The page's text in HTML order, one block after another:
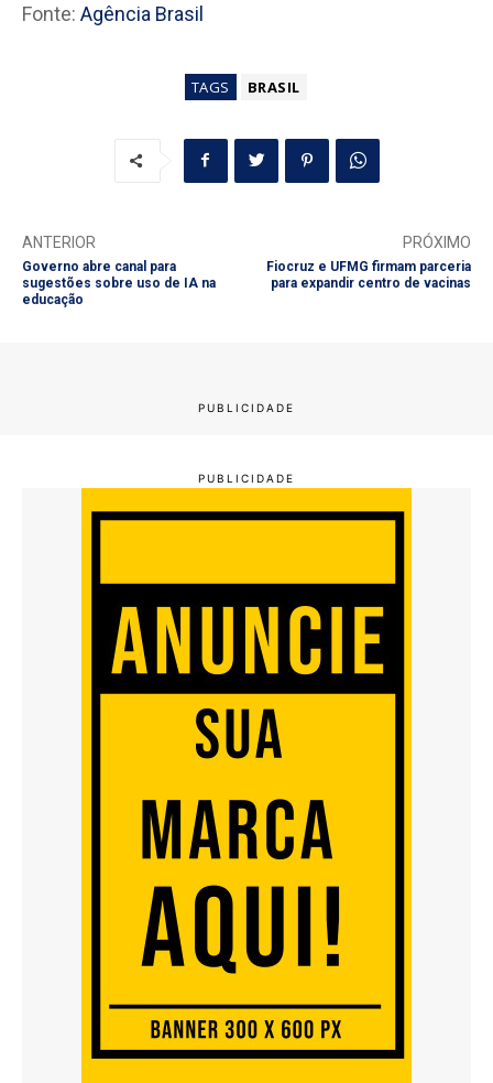
Fonte: Agência Brasil
TAGS BRASIL
ANTERIOR
Governo abre canal para
sugestões sobre uso de IA na
educação
PRÓXIMO
Fiocruz e UFMG firmam parceria
para expandir centro de vacinas